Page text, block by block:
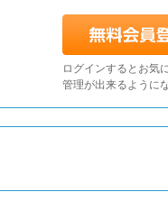
ログインするとお気
管理が出来るように